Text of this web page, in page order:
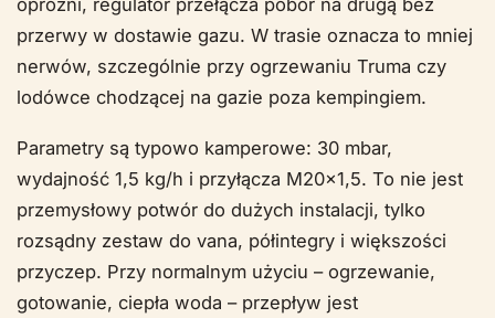
przerwy w dostawie gazu. W trasie oznacza to mniej
nerwów, szczególnie przy ogrzewaniu Truma czy
lodówce chodzącej na gazie poza kempingiem.
Parametry są typowo kamperowe: 30 mbar,
wydajność 1,5 kg/h i przyłącza M20×1,5. To nie jest
przemysłowy potwór do dużych instalacji, tylko
rozsądny zestaw do vana, półintegry i większości
przyczep. Przy normalnym użyciu – ogrzewanie,
gotowanie, ciepła woda – przepływ jest